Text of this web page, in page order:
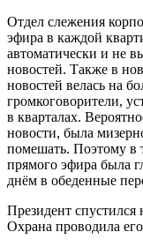
Отдел слежения
эфира в каждой
автоматически и не
новостей. Также в
новостей велась на
громкоговорители,
в кварталах.
новости, была
помешать. Поэтому в
прямого эфира была
днём в обеденные
Президент спустился
Охрана проводила